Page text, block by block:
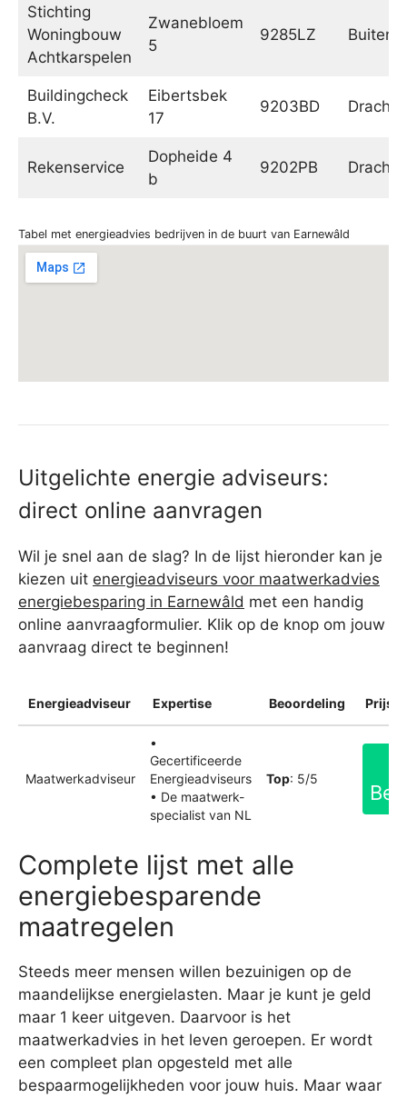
Stichting
Woningbouw
Achtkarspelen
Zwanebloem
5
9285LZ
Buildingcheck
B.V.
Eibertsbek
17
9203BD
Rekenservice
Dopheide 4
b
9202PB
Tabel met energieadvies bedrijven in de buurt van Earnewâld
Uitgelichte energie adviseurs:
direct online aanvragen
Wil je snel aan de slag? In de lijst hieronder kan je
kiezen uit energieadviseurs voor maatwerkadvies
energiebesparing in Earnewâld met een handig
online aanvraagformulier. Klik op de knop om jouw
aanvraag direct te beginnen!
Energieadviseur Expertise Beoordeling
Maatwerkadviseur
•
Gecertificeerde
Energieadviseurs
• De maatwerk-
specialist van NL
Top: 5/5
Complete lijst met alle
energiebesparende
maatregelen
Steeds meer mensen willen bezuinigen op de
maandelijkse energielasten. Maar je kunt je geld
maar 1 keer uitgeven. Daarvoor is het
maatwerkadvies in het leven geroepen. Er wordt
een compleet plan opgesteld met alle
bespaarmogelijkheden voor jouw huis. Maar waar